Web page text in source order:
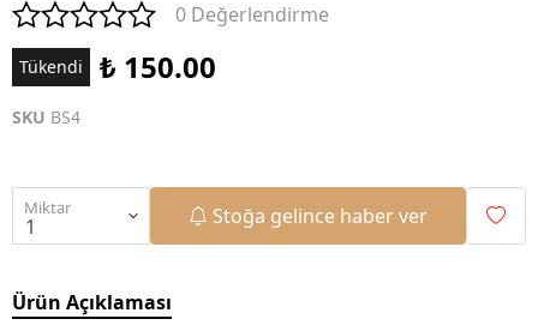
0 Değerlendirme
Tükendi ₺ 150.00
SKU BS4
Miktar Stoğa gelince haber ver
Ürün Açıklaması